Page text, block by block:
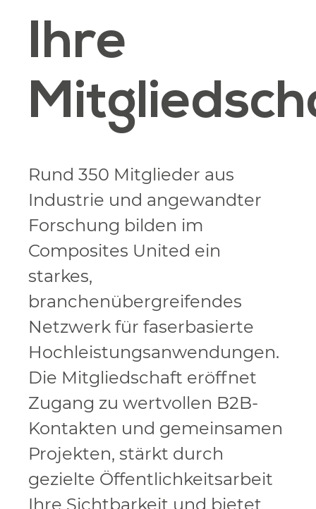
Ihre
Rund 350 Mitglieder aus
Industrie und angewandter
Forschung bilden im
Composites United ein
starkes,
branchenübergreifendes
Netzwerk für faserbasierte
Hochleistungsanwendungen.
Die Mitgliedschaft eröffnet
Zugang zu wertvollen B2B-
Kontakten und gemeinsamen
Projekten, stärkt durch
gezielte Öffentlichkeitsarbeit
Ihre Sichtbarkeit und bietet